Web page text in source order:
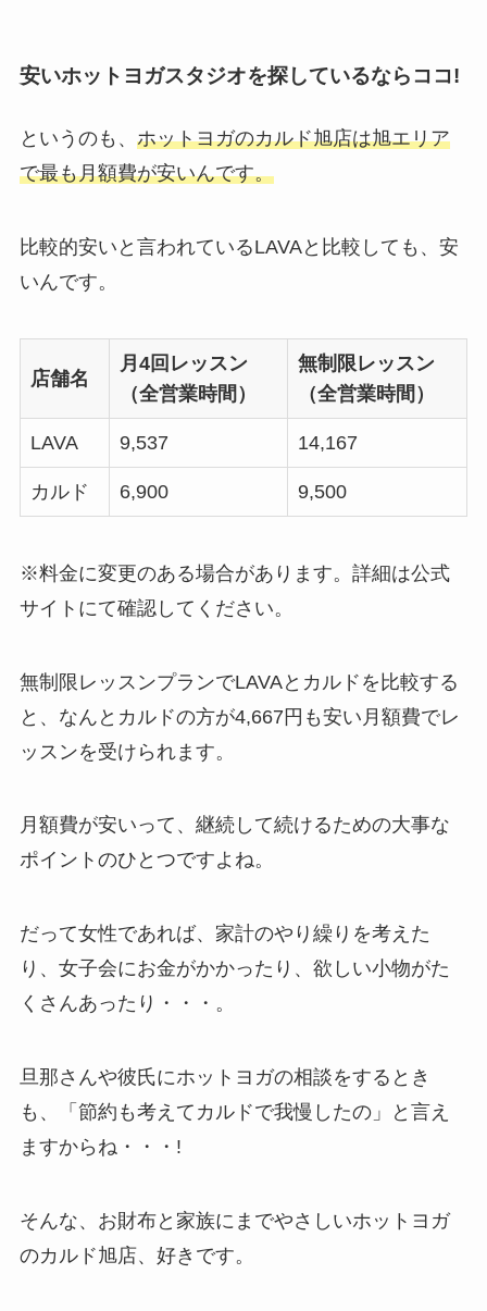
安いホットヨガスタジオを探しているならココ!
というのも、 ホットヨガのカルド旭店は旭エリア
で最も月額費が安いんです。
比較的安いと言われているLAVAと比較しても、安
いんです。
店舗名
月4回レッスン
（全営業時間）
無制限レッスン
（全営業時間）
LAVA 9,537 14,167
カルド 6,900 9,500
※料金に変更のある場合があります。詳細は公式
サイトにて確認してください。
無制限レッスンプランでLAVAとカルドを比較する
と、なんと カルドの方が4,667円も安い月額費でレ
ッスンを受けられます。
月額費が安いって、継続して続けるための大事な
ポイントのひとつですよね。
だって女性であれば、家計のやり繰りを考えた
り、女子会にお金がかかったり、欲しい小物がた
くさんあったり・・・。
旦那さんや彼氏にホットヨガの相談をするとき
も、「節約も考えてカルドで我慢したの」と言え
ますからね・・・!
そんな、お財布と家族にまでやさしいホットヨガ
のカルド旭店、好きです。